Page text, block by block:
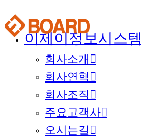
이제이정보시스템
회사소개
회사연혁
회사조직
주요고객사
오시는길